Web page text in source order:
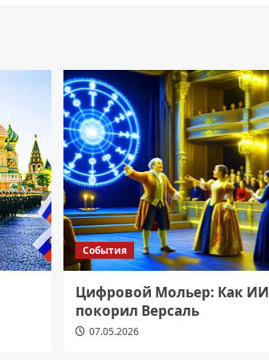
События
Цифровой Мольер: Как ИИ
покорил Версаль
07.05.2026